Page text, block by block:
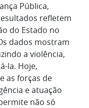
Pública,
refletem
do Estado no
dados mostram
a violência,
la. Hoje,
as forças de
e atuação
não só